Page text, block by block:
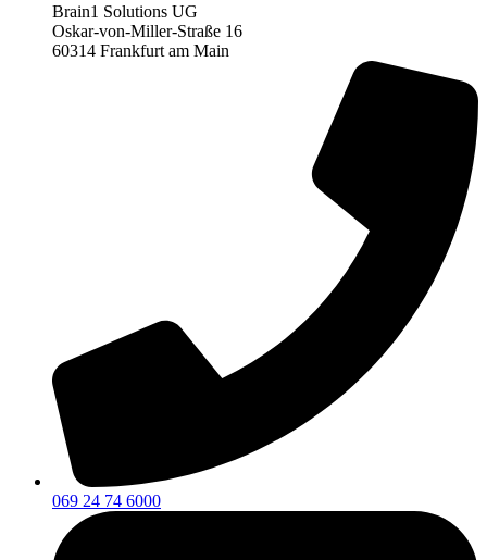
Brain1 Solutions UG
Oskar-von-Miller-Straße 16
60314 Frankfurt am Main
069 24 74 6000